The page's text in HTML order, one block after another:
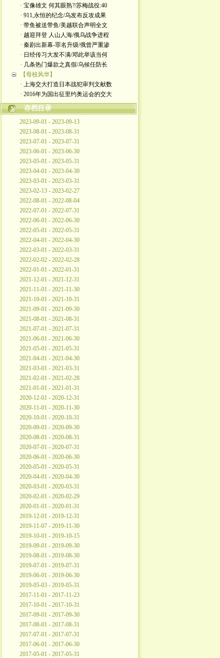
· 宝像雄文 何其眼熟?/苏梅战役:40
· 911,永恒的纪念/乌发布反攻成果
· 带鱼被送带鱼/美越联合声明全文
· 越迎拜登 人山人海/俄乌战争进程
· 秦剧出新幕-罪名升级/俄曾严重渗
· 日经传习大发不满/邓此举该当何
· 几条热门爆款之真假/乌候任防长
【母校风华】
· 上海交大打造日本战犯审判文献数
· 2016年为国出征里约奥运会的交大
存档目录
2023-09-01 - 2023-09-13
2023-08-01 - 2023-08-31
2023-07-01 - 2023-07-31
2023-06-01 - 2023-06-30
2023-05-01 - 2023-05-31
2023-04-01 - 2023-04-30
2023-03-01 - 2023-03-31
2023-02-13 - 2023-02-27
2022-08-01 - 2022-08-04
2022-07-01 - 2022-07-31
2022-06-01 - 2022-06-30
2022-05-01 - 2022-05-31
2022-04-01 - 2022-04-30
2022-03-01 - 2022-03-31
2022-02-02 - 2022-02-28
2022-01-01 - 2022-01-31
2021-12-01 - 2021-12-31
2021-11-01 - 2021-11-30
2021-10-01 - 2021-10-31
2021-09-01 - 2021-09-30
2021-08-01 - 2021-08-31
2021-07-01 - 2021-07-31
2021-06-01 - 2021-06-30
2021-05-01 - 2021-05-31
2021-04-01 - 2021-04-30
2021-03-01 - 2021-03-31
2021-02-01 - 2021-02-28
2021-01-01 - 2021-01-31
2020-12-01 - 2020-12-31
2020-11-01 - 2020-11-30
2020-10-01 - 2020-10-31
2020-09-01 - 2020-09-30
2020-08-01 - 2020-08-31
2020-07-01 - 2020-07-31
2020-06-01 - 2020-06-30
2020-05-01 - 2020-05-31
2020-04-01 - 2020-04-30
2020-03-01 - 2020-03-31
2020-02-01 - 2020-02-29
2020-01-01 - 2020-01-31
2019-12-01 - 2019-12-31
2019-11-07 - 2019-11-30
2019-10-01 - 2019-10-15
2019-09-01 - 2019-09-30
2019-08-01 - 2019-08-30
2019-07-01 - 2019-07-31
2019-06-01 - 2019-06-30
2019-05-03 - 2019-05-31
2017-11-01 - 2017-11-23
2017-10-01 - 2017-10-31
2017-09-01 - 2017-09-30
2017-08-01 - 2017-08-31
2017-07-01 - 2017-07-31
2017-06-01 - 2017-06-30
2017-05-01 - 2017-05-31